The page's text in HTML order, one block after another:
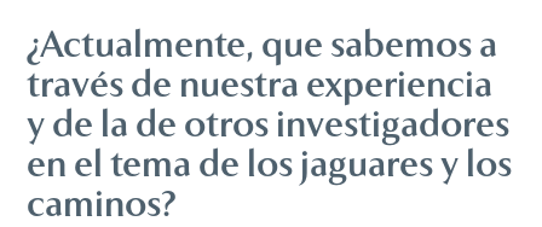
¿Actualmente, que sabemos a
través de nuestra experiencia
y de la de otros investigadores
en el tema de los jaguares y los
caminos?